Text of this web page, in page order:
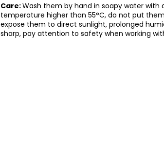
Care:Wash them by hand in soapy water
temperature higher than 55°C, do not put
expose them to direct sunlight, prolonged
sharp, pay attention to safety when working